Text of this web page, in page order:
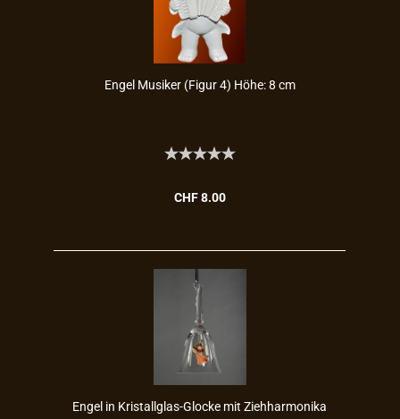
Engel Mu­si­ker (Figur 4) Höhe: 8 cm
CHF 8.00
Engel in Kristallglas-​​Glo­cke mit Zieh­har­mo­ni­ka